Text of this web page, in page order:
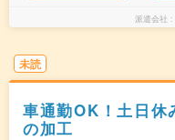
派遣会社
未読
車通勤OK！土日休
の加工